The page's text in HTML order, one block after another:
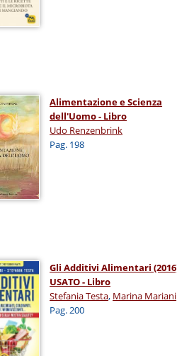
Alimentazione e Scienza
dell'Uomo - Libro
Udo Renzenbrink
Pag. 198
Gli Additivi Alimentari
USATO - Libro
Stefania Testa, Marina Mariani
Pag. 200